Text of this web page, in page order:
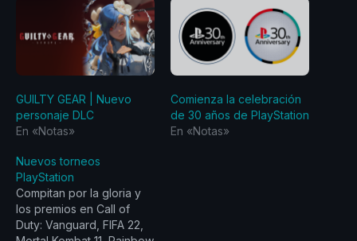
GUILTY GEAR | Nuevo
personaje DLC
En «Notas»
Comienza la celebración
de 30 años de PlayStation
En «Notas»
Nuevos torneos
PlayStation
Compitan por la gloria y
los premios en Call of
Duty: Vanguard, FIFA 22,